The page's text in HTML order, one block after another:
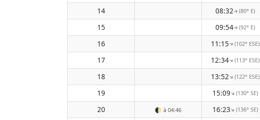
14
08:32↑(80° E)
15
09:54↑(92° E)
16
11:15↑(102° ESE)
17
12:34↑(113° ESE)
18
13:52↑(122° ESE)
19
15:09↑(130° SE)
20
🌓 à 04:46 16:23↑(136° SE)